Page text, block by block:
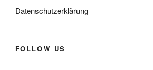
Datenschutzerklärung
FOLLOW US